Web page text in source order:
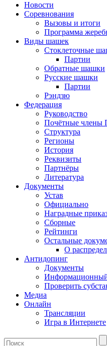
Новости
Соревнования
Вызовы и итоги
Программа
Виды шашек
Стоклеточные
Партии
Обратные шашки
Русские шашки
Партии
Рэндзю
Федерация
Руководство
Почётные члены
Структура
Регионы
История
Реквизиты
Партнёры
Литература
Документы
Устав
Официально
Наградные
Сборные
Рейтинги
Остальные
О
Антидопинг
Документы
Проверить
Медиа
Онлайн
Трансляции
Игра в Интернете